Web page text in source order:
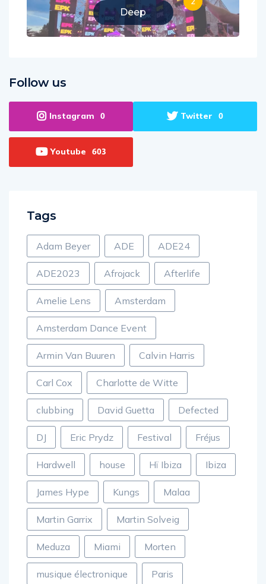
Deep
Follow us
Instagram 0 Twitter 0
Youtube 603
Tags
Adam Beyer ADE ADE24
ADE2023 Afrojack Afterlife
Amelie Lens Amsterdam
Amsterdam Dance Event
Armin Van Buuren Calvin Harris
Carl Cox Charlotte de Witte
clubbing David Guetta Defected
DJ Eric Prydz Festival Fréjus
Hardwell house Hï Ibiza Ibiza
James Hype Kungs Malaa
Martin Garrix Martin Solveig
Meduza Miami Morten
musique électronique Paris